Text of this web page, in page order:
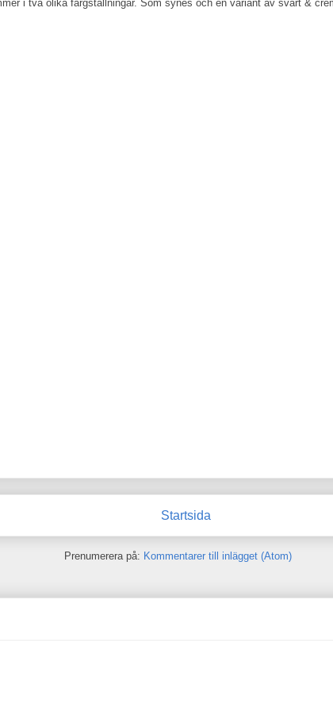
i två olika färgställningar. Som synes och en variant av svart &
Startsida
Prenumerera på: Kommentarer till inlägget (Atom)